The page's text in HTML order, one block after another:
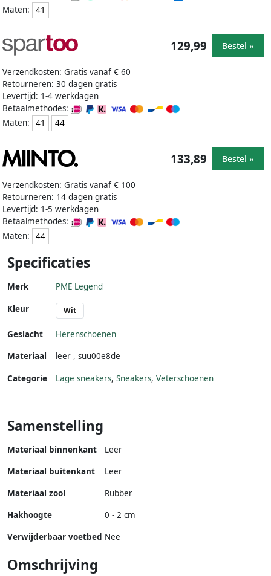
Maten:
41
Verzendkosten: Gratis vanaf € 60
Retourneren: 30 dagen gratis
Levertijd: 1-4 werkdagen
Betaalmethodes:
Maten:
41 44
129,99 Bestel »
Verzendkosten: Gratis vanaf € 100
Retourneren: 14 dagen gratis
Levertijd: 1-5 werkdagen
Betaalmethodes:
Maten:
44
133,89 Bestel »
Specificaties
Merk PME Legend
Kleur Wit
Geslacht
Herenschoenen
Materiaal
leer , suu00e8de
Categorie Lage sneakers, Sneakers, Veterschoenen
Samenstelling
Materiaal binnenkant
Leer
Materiaal buitenkant
Leer
Materiaal zool
Rubber
Hakhoogte
0 - 2 cm
Verwijderbaar voetbed Nee
Omschrijving